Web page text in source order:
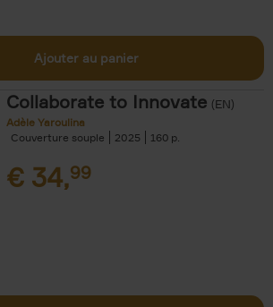
Ajouter au panier
Collaborate to Innovate (EN)
Adèle Yaroulina
Couverture souple
2025 160
€ 34,99